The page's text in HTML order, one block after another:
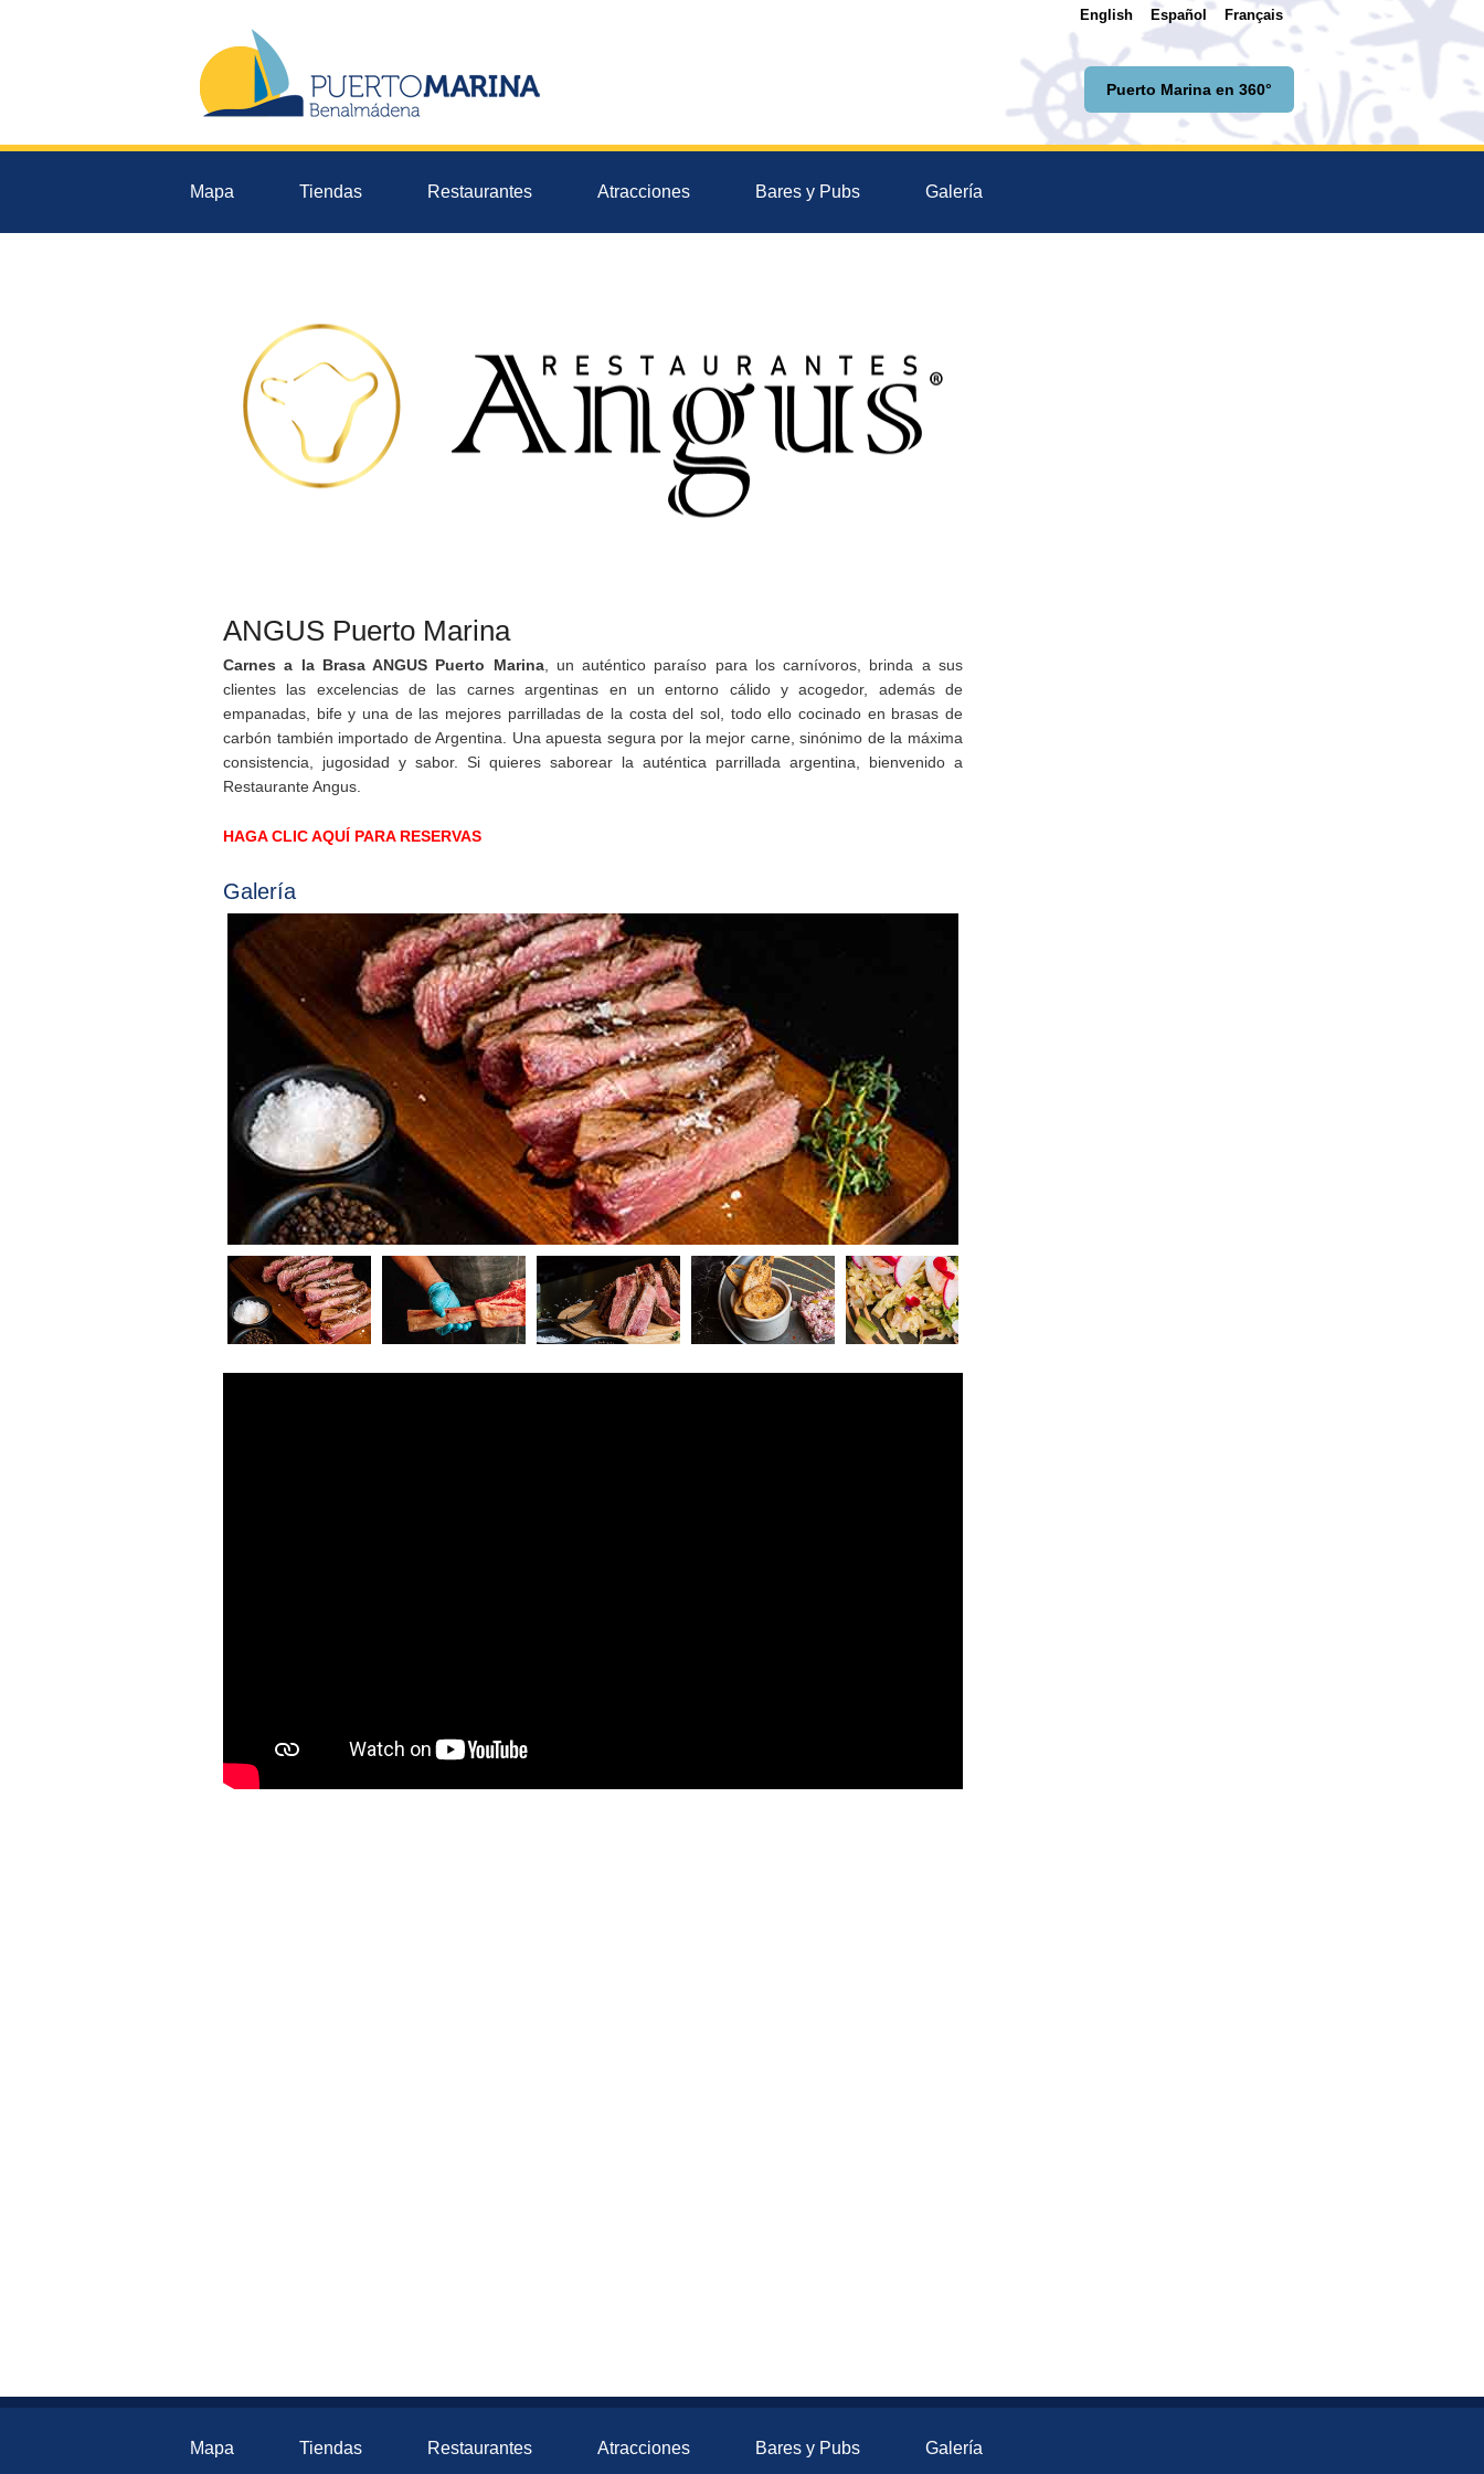
English Español Français
Puerto Marina en 360°
Mapa Tiendas Restaurantes Atracciones Bares y Pubs Galería
ANGUS Puerto Marina
Carnes a la Brasa ANGUS Puerto Marina, un auténtico paraíso para los carnívoros, brinda a sus
clientes las excelencias de las carnes argentinas en un entorno cálido y acogedor, además de
empanadas, bife y una de las mejores parrilladas de la costa del sol, todo ello cocinado en brasas de
carbón también importado de Argentina. Una apuesta segura por la mejor carne, sinónimo de la máxima
consistencia, jugosidad y sabor. Si quieres saborear la auténtica parrillada argentina, bienvenido a
Restaurante Angus.
HAGA CLIC AQUÍ PARA RESERVAS
Galería
Mapa Tiendas Restaurantes Atracciones Bares y Pubs Galería